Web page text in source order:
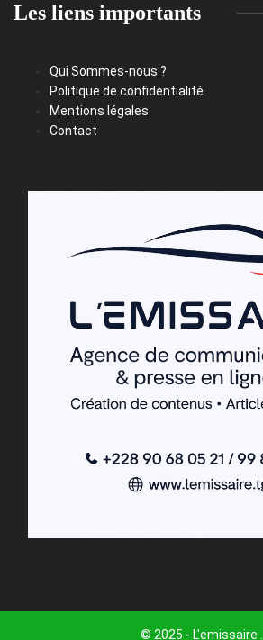
Les liens importants
Qui Sommes-nous ?
Politique de confidentialité
Mentions légales
Contact
© 2025 - L'emissaire .